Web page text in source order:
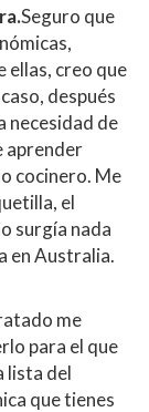
Seguro que
ellas, creo que
después
necesidad de
aprender
cocinero. Me
el
surgía nada
en Australia.
me
para el que
lista del
que tienes